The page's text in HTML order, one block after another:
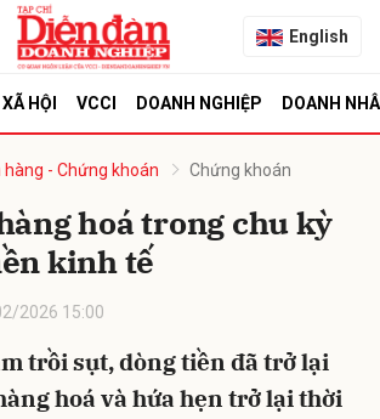
English
HỘI VCCI DOANH NGHIỆP DOANH
hàng - Chứng khoán Chứng khoán
hoá trong chu kỳ
kinh tế
2026 15:00
trồi sụt, dòng tiền đã trở lại
hoá và hứa hẹn trở lại thời
Hủy